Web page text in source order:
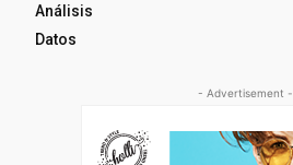
Análisis
Datos
- Advertisement -